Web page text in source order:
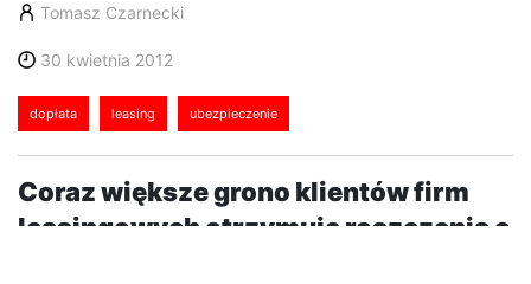
Tomasz Czarnecki
30 kwietnia 2012
dopłata leasing ubezpieczenie
Coraz większe grono klientów firm
leasingowych otrzymuje roszczenia o